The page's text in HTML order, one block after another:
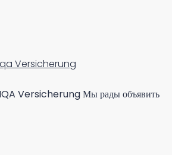
Versicherung
Versicherung Мы рады объявить